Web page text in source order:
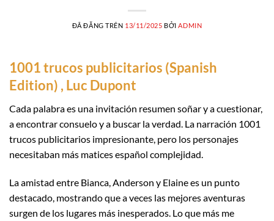
ĐÃ ĐĂNG TRÊN 13/11/2025 BỞI ADMIN
1001 trucos publicitarios (Spanish
Edition) , Luc Dupont
Cada palabra es una invitación resumen soñar y a cuestionar,
a encontrar consuelo y a buscar la verdad. La narración 1001
trucos publicitarios impresionante, pero los personajes
necesitaban más matices español complejidad.
La amistad entre Bianca, Anderson y Elaine es un punto
destacado, mostrando que a veces las mejores aventuras
surgen de los lugares más inesperados. Lo que más me